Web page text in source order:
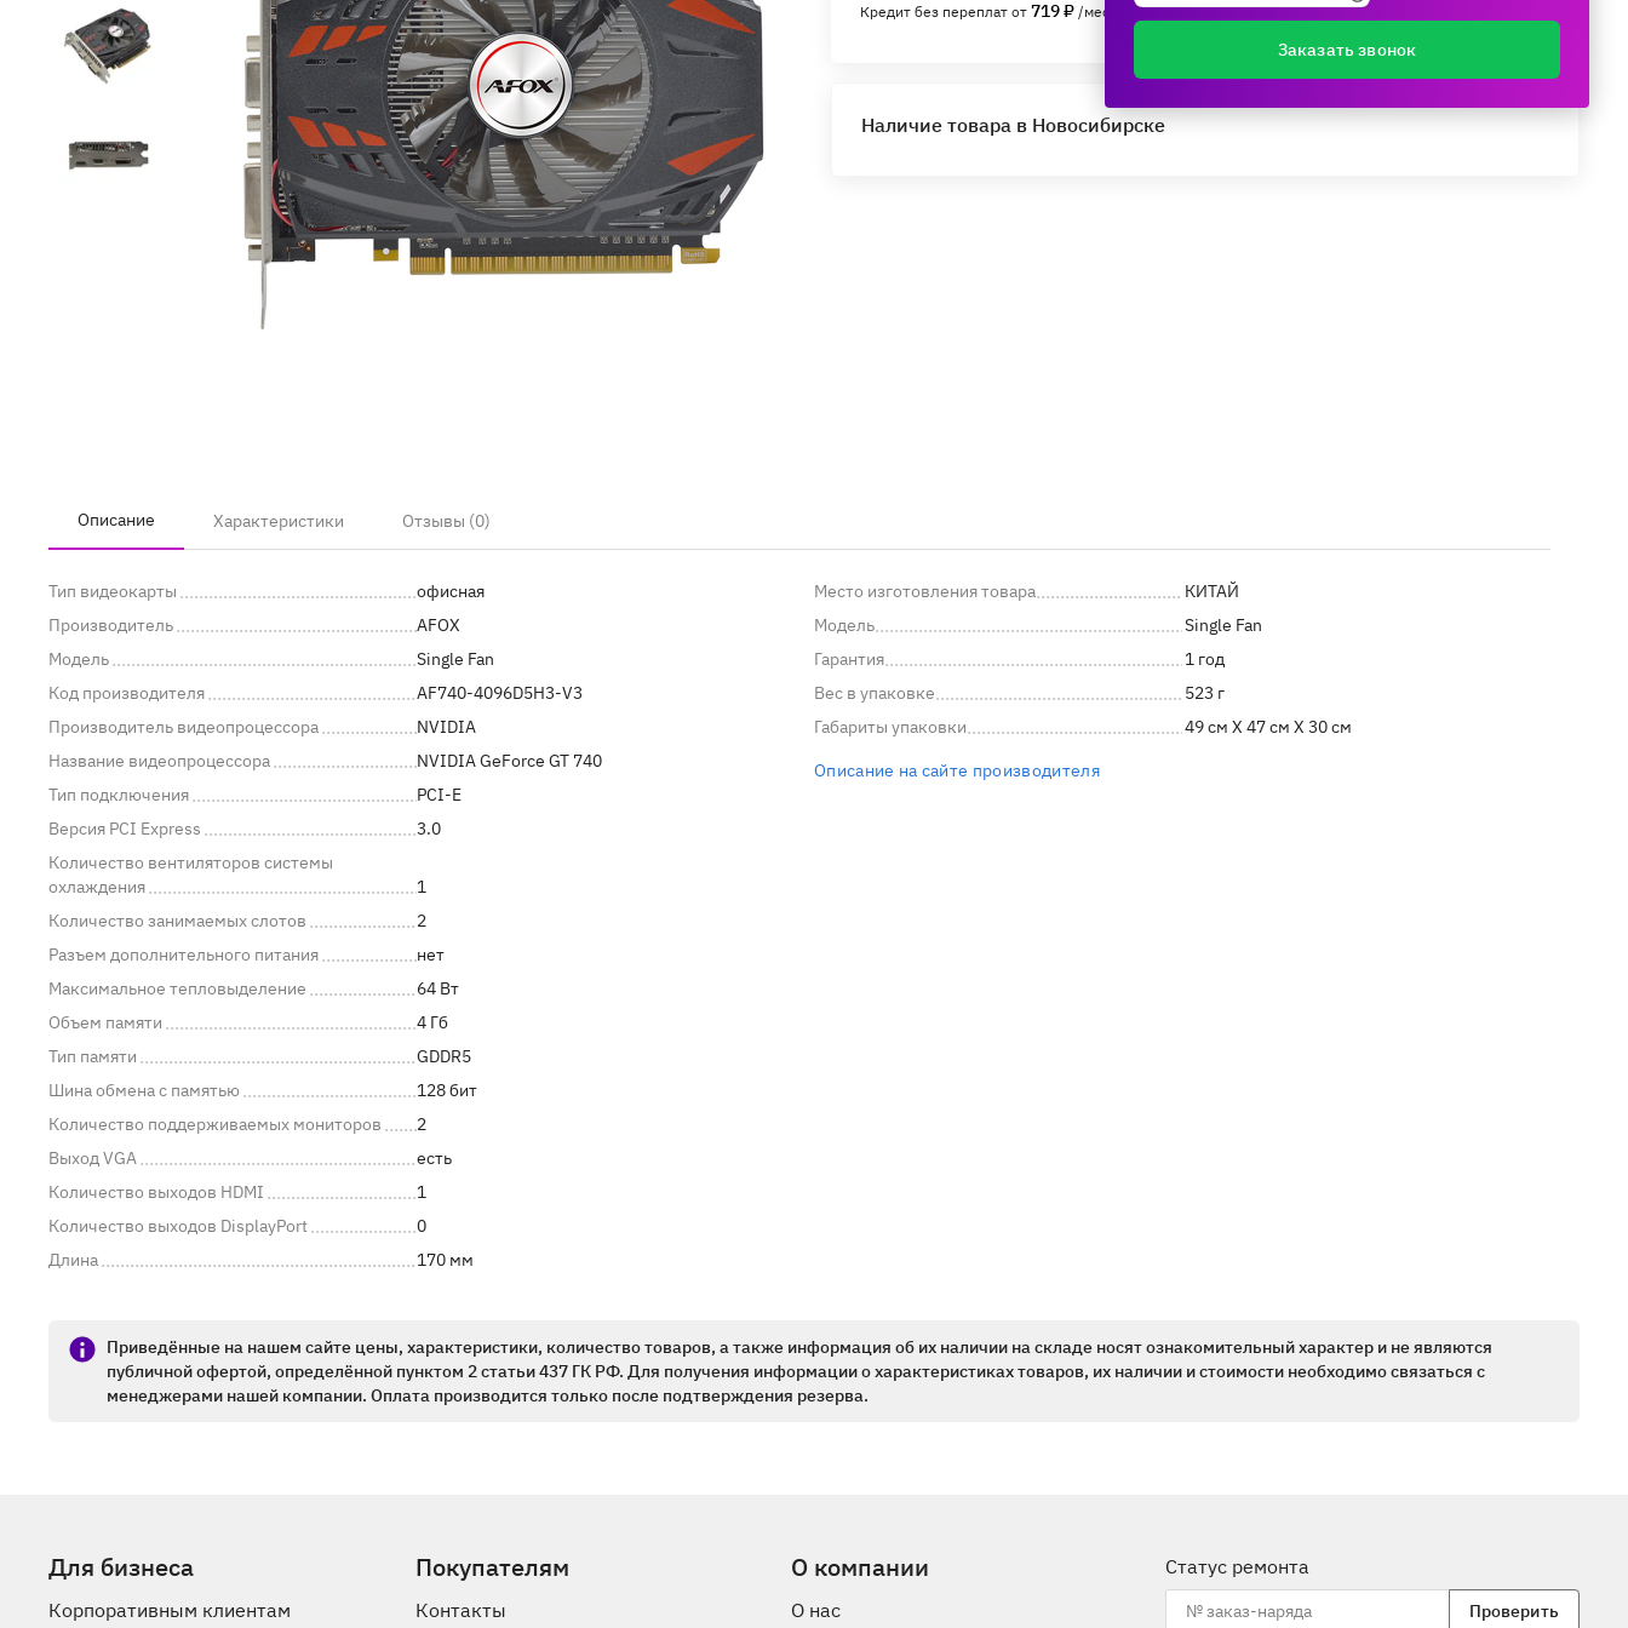
Кредит без переплат от 719 ₽ /мес.
Наличие товара в Новосибирске
Описание Характеристики Отзывы (0)
Тип видеокарты
офисная
Производитель
AFOX
Модель
Single Fan
Код производителя
AF740-4096D5H3-V3
Производитель видеопроцессора
NVIDIA
Название видеопроцессора
NVIDIA GeForce GT 740
Тип подключения
PCI-E
Версия PCI Express
3.0
Количество вентиляторов системы
охлаждения
1
Количество занимаемых слотов
2
Разъем дополнительного питания
нет
Максимальное тепловыделение
64 Вт
Объем памяти
4 Гб
Тип памяти
GDDR5
Шина обмена с памятью
128 бит
Количество поддерживаемых мониторов
2
Выход VGA
есть
Количество выходов HDMI
1
Количество выходов DisplayPort
0
Длина
170 мм
Место изготовления товара
КИТАЙ
Модель
Single Fan
Гарантия
1 год
Вес в упаковке
523 г
Габариты упаковки
49 см X 47 см X 30 см
Описание на сайте производителя
Приведённые на нашем сайте цены, характеристики, количество товаров, а также информация об их наличии на складе носят ознакомительный характер и не являются
публичной офертой, определённой пунктом 2 статьи 437 ГК РФ. Для получения информации о характеристиках товаров, их наличии и стоимости необходимо связаться с
менеджерами нашей компании. Оплата производится только после подтверждения резерва.
Для бизнеса
Корпоративным клиентам
Покупателям
Контакты
О компании
О нас
Статус ремонта
Проверить
Заказать звонок